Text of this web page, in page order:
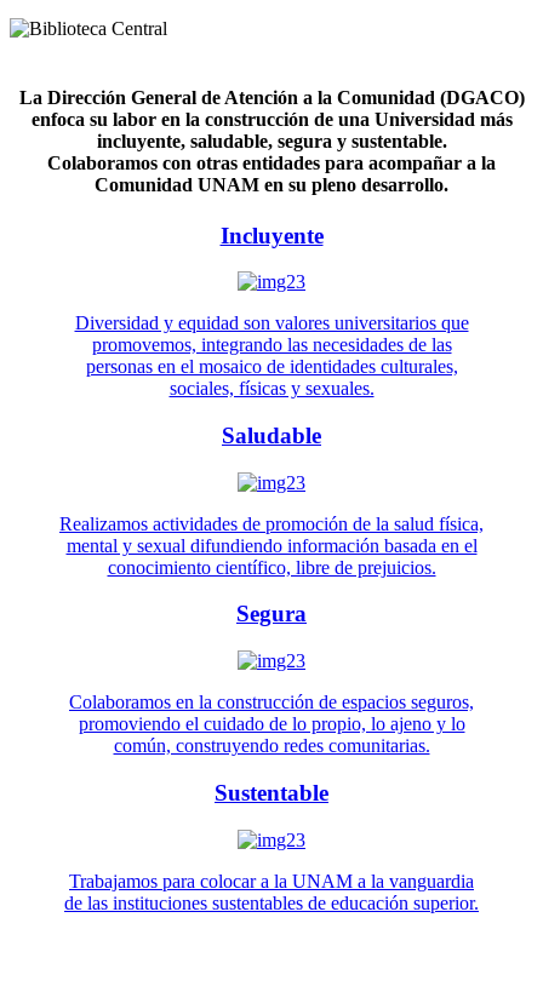
La Dirección General de Atención a la Comunidad (DGACO)
enfoca su labor en la construcción de una Universidad más
incluyente, saludable, segura y sustentable.
Colaboramos con otras entidades para acompañar a la
Comunidad UNAM en su pleno desarrollo.
Incluyente
Diversidad y equidad son valores universitarios que
promovemos, integrando las necesidades de las
personas en el mosaico de identidades culturales,
sociales, físicas y sexuales.
Saludable
Realizamos actividades de promoción de la salud física,
mental y sexual difundiendo información basada en el
conocimiento científico, libre de prejuicios.
Segura
Colaboramos en la construcción de espacios seguros,
promoviendo el cuidado de lo propio, lo ajeno y lo
común, construyendo redes comunitarias.
Sustentable
Trabajamos para colocar a la UNAM a la vanguardia
de las instituciones sustentables de educación superior.